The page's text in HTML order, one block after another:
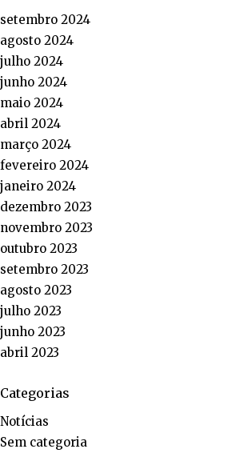
setembro 2024
agosto 2024
julho 2024
junho 2024
maio 2024
abril 2024
março 2024
fevereiro 2024
janeiro 2024
dezembro 2023
novembro 2023
outubro 2023
setembro 2023
agosto 2023
julho 2023
junho 2023
abril 2023
Categorias
Notícias
Sem categoria